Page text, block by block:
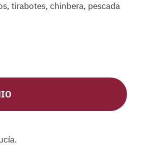
tirabotes, chinbera, pescada